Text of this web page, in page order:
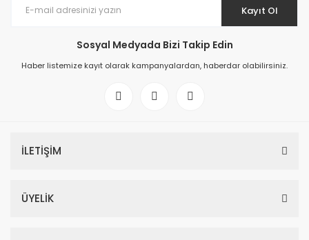
Kayıt Ol
Sosyal Medyada Bizi Takip Edin
Haber listemize kayıt olarak kampanyalardan, haberdar olabilirsiniz.
İLETİŞİM
ÜYELİK